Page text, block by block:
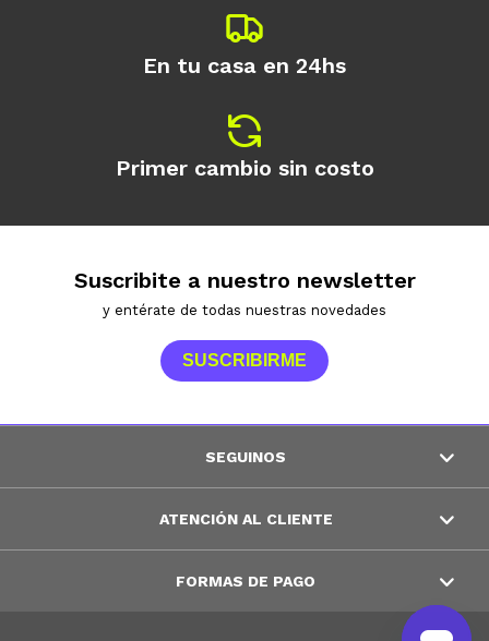
En tu casa en 24hs
Primer cambio sin costo
Suscribite a nuestro newsletter
y entérate de todas nuestras novedades
SUSCRIBIRME
SEGUINOS
ATENCIÓN AL CLIENTE
FORMAS DE PAGO